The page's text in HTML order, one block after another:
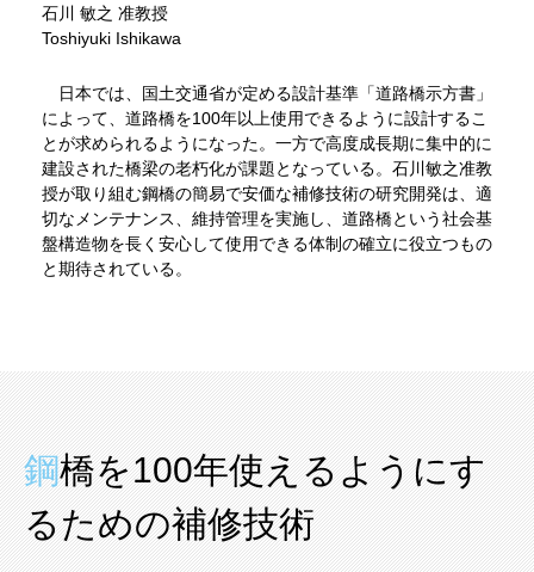
石川 敏之 准教授
Toshiyuki Ishikawa
日本では、国土交通省が定める設計基準「道路橋示方書」
によって、道路橋を100年以上使用できるように設計するこ
とが求められるようになった。一方で高度成長期に集中的に
建設された橋梁の老朽化が課題となっている。石川敏之准教
授が取り組む鋼橋の簡易で安価な補修技術の研究開発は、適
切なメンテナンス、維持管理を実施し、道路橋という社会基
盤構造物を長く安心して使用できる体制の確立に役立つもの
と期待されている。
鋼橋を100年使えるようにす
るための補修技術